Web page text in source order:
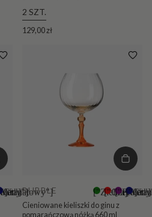
2 SZT.
129,00 zł
+5 BUBBLE ["Zielony"]
["Fiolet"]
+5
Cieniowane kieliszki do ginu z
pomarańczową nóżką 660 ml